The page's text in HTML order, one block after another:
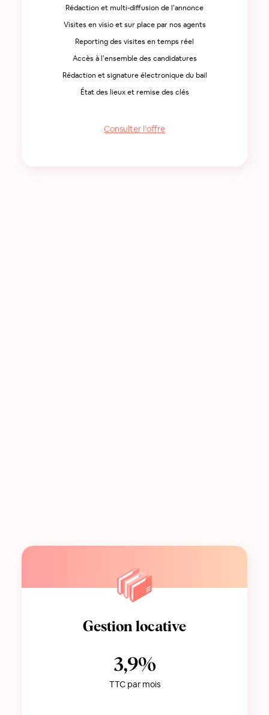
Rédaction et multi-diffusion de l’annonce
Visites en visio et sur place par nos agents
Reporting des visites en temps réel
Accès à l’ensemble des candidatures
Rédaction et signature électronique du bail
État des lieux et remise des clés
Consulter l’offre
Gestion locative
3,9%
TTC par mois